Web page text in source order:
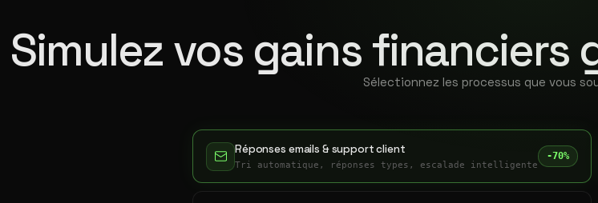
Simulez vos gains
Sélectionnez les processus que vous
Réponses emails & support client
Tri automatique, réponses types, escalade intelligente
-70%